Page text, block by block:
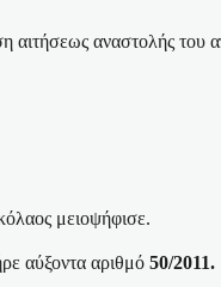
αιτήσεως αναστολής του
μειοψήφισε.
αύξοντα αριθμό 50/2011.